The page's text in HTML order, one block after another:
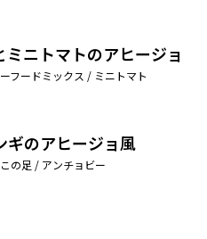
ミニトマトのアヒージョ
フードミックス / ミニトマト
ギのアヒージョ風
の足 / アンチョビー